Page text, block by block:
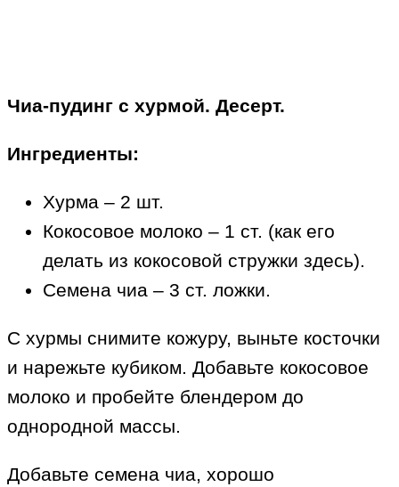
Чиа-пудинг с хурмой. Десерт.
Ингредиенты:
Хурма – 2 шт.
Кокосовое молоко – 1 ст. (как его
делать из кокосовой стружки здесь).
Семена чиа – 3 ст. ложки.
С хурмы снимите кожуру, выньте косточки
и нарежьте кубиком. Добавьте кокосовое
молоко и пробейте блендером до
однородной массы.
Добавьте семена чиа, хорошо